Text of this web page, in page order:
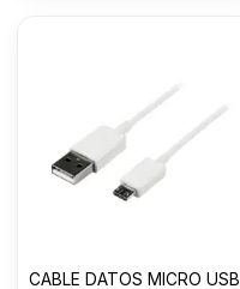
CABLE DATOS MICRO USB